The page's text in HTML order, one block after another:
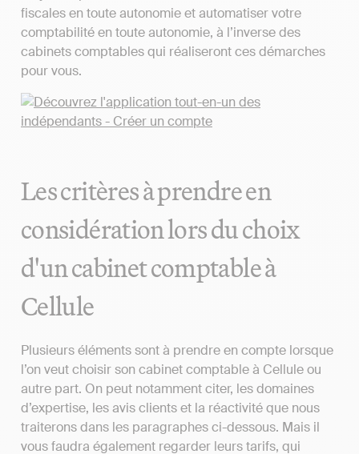
fiscales en toute autonomie et automatiser votre
comptabilité en toute autonomie, à l’inverse des
cabinets comptables qui réaliseront ces démarches
pour vous.
Les critères à prendre en
considération lors du choix
d'un cabinet comptable à
Cellule
Plusieurs éléments sont à prendre en compte lorsque
l’on veut choisir son cabinet comptable à Cellule ou
autre part. On peut notamment citer, les domaines
d’expertise, les avis clients et la réactivité que nous
traiterons dans les paragraphes ci-dessous. Mais il
vous faudra également regarder leurs tarifs, qui